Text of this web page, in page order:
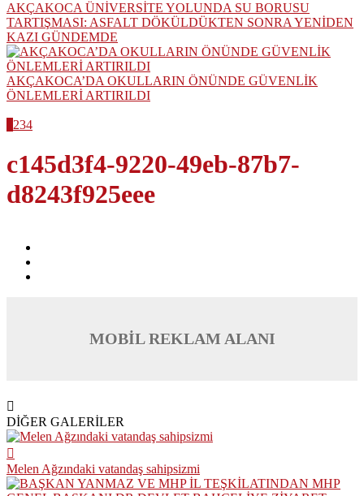
AKÇAKOCA ÜNİVERSİTE YOLUNDA SU BORUSU
TARTIŞMASI: ASFALT DÖKÜLDÜKTEN SONRA YENİDEN
KAZI GÜNDEMDE
AKÇAKOCA’DA OKULLARIN ÖNÜNDE GÜVENLİK
ÖNLEMLERİ ARTIRILDI
234
c145d3f4-9220-49eb-87b7-
d8243f925eee
MOBİL REKLAM ALANI
DİĞER GALERİLER
Melen Ağzındaki vatandaş sahipsizmi